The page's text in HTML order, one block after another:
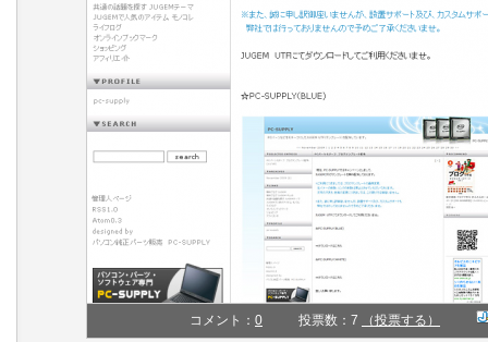
コメント： 0 投票数：7 （投票する）